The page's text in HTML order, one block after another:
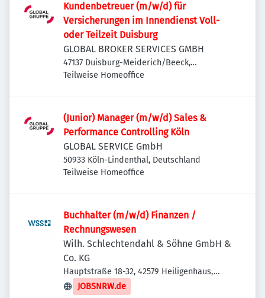
Kundenbetreuer (m/w/d) für
Versicherungen im Innendienst Voll-
oder Teilzeit Duisburg
GLOBAL BROKER SERVICES GMBH
47137 Duisburg-Meiderich/Beeck,
Deutschland
Teilweise Homeoffice
(Junior) Manager (m/w/d) Sales &
Performance Controlling Köln
GLOBAL SERVICE GmbH
50933 Köln-Lindenthal, Deutschland
Teilweise Homeoffice
Buchhalter (m/w/d) Finanzen /
Rechnungswesen
Wilh. Schlechtendahl & Söhne GmbH &
Co. KG
Hauptstraße 18-32, 42579 Heiligenhaus,
Deutschland
JOBSNRW.de